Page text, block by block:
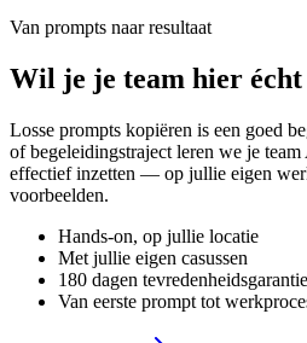
Van prompts naar resultaat
Wil je je team hier écht
Losse prompts kopiëren is een goed
of begeleidingstraject leren we je
effectief inzetten — op jullie eigen
voorbeelden.
Hands-on, op jullie locatie
Met jullie eigen casussen
180 dagen tevredenheidsgarantie
Van eerste prompt tot